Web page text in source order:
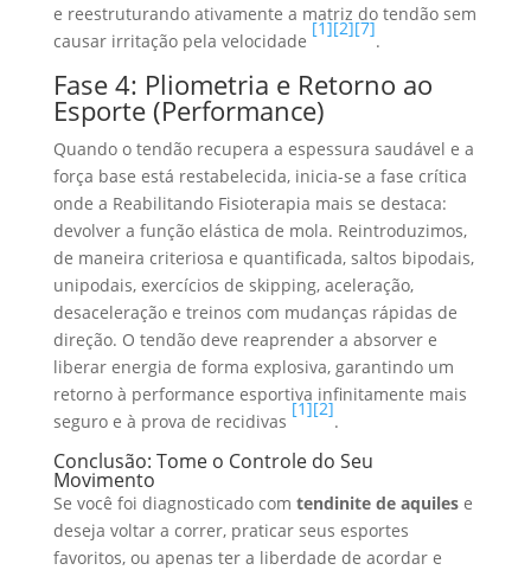
e reestruturando ativamente a matriz do tendão sem
causar irritação pela velocidade
[1][2][7]
.
Fase 4: Pliometria e Retorno ao
Esporte (Performance)
Quando o tendão recupera a espessura saudável e a
força base está restabelecida, inicia-se a fase crítica
onde a Reabilitando Fisioterapia mais se destaca:
devolver a função elástica de mola. Reintroduzimos,
de maneira criteriosa e quantificada, saltos bipodais,
unipodais, exercícios de skipping, aceleração,
desaceleração e treinos com mudanças rápidas de
direção. O tendão deve reaprender a absorver e
liberar energia de forma explosiva, garantindo um
retorno à performance esportiva infinitamente mais
seguro e à prova de recidivas
[1][2]
.
Conclusão: Tome o Controle do Seu
Movimento
Se você foi diagnosticado com tendinite de aquilese
deseja voltar a correr, praticar seus esportes
favoritos, ou apenas ter a liberdade de acordar e